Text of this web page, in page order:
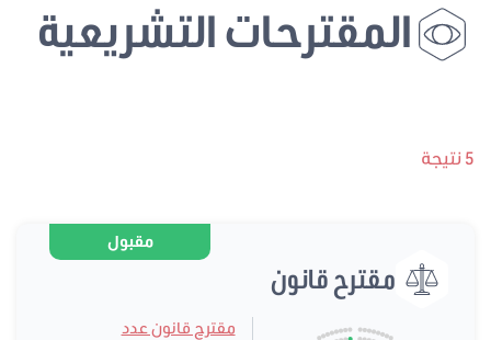
المقترحات التشريعية
5 نتيجة
مقبول
مقترح قانون
مقترح قانون عدد